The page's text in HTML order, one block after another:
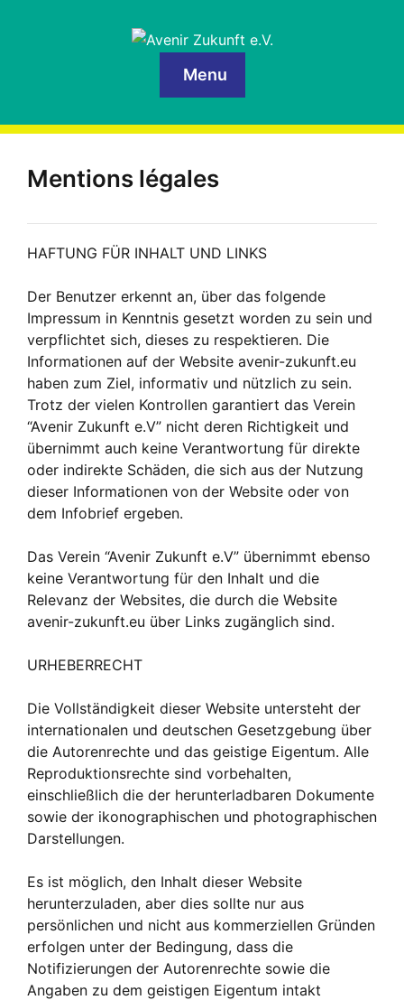
Menu
Mentions légales
HAFTUNG FÜR INHALT UND LINKS
Der Benutzer erkennt an, über das folgende
Impressum in Kenntnis gesetzt worden zu sein und
verpflichtet sich, dieses zu respektieren. Die
Informationen auf der Website avenir-zukunft.eu
haben zum Ziel, informativ und nützlich zu sein.
Trotz der vielen Kontrollen garantiert das Verein
“Avenir Zukunft e.V” nicht deren Richtigkeit und
übernimmt auch keine Verantwortung für direkte
oder indirekte Schäden, die sich aus der Nutzung
dieser Informationen von der Website oder von
dem Infobrief ergeben.
Das Verein “Avenir Zukunft e.V” übernimmt ebenso
keine Verantwortung für den Inhalt und die
Relevanz der Websites, die durch die Website
avenir-zukunft.eu über Links zugänglich sind.
URHEBERRECHT
Die Vollständigkeit dieser Website untersteht der
internationalen und deutschen Gesetzgebung über
die Autorenrechte und das geistige Eigentum. Alle
Reproduktionsrechte sind vorbehalten,
einschließlich die der herunterladbaren Dokumente
sowie der ikonographischen und photographischen
Darstellungen.
Es ist möglich, den Inhalt dieser Website
herunterzuladen, aber dies sollte nur aus
persönlichen und nicht aus kommerziellen Gründen
erfolgen unter der Bedingung, dass die
Notifizierungen der Autorenrechte sowie die
Angaben zu dem geistigen Eigentum intakt